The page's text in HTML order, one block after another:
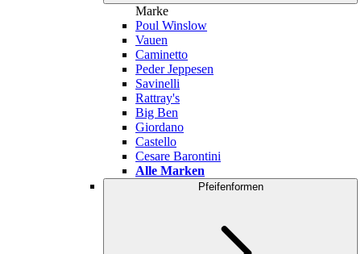
Marke
Poul Winslow
Vauen
Caminetto
Peder Jeppesen
Savinelli
Rattray's
Big Ben
Giordano
Castello
Cesare Barontini
Alle Marken
Pfeifenformen